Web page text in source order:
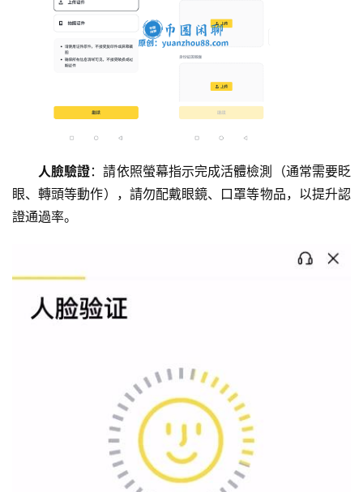
人臉驗證：請依照螢幕指示完成活體檢測（通常需要眨
眼、轉頭等動作），請勿配戴眼鏡、口罩等物品，以提升認
證通過率。